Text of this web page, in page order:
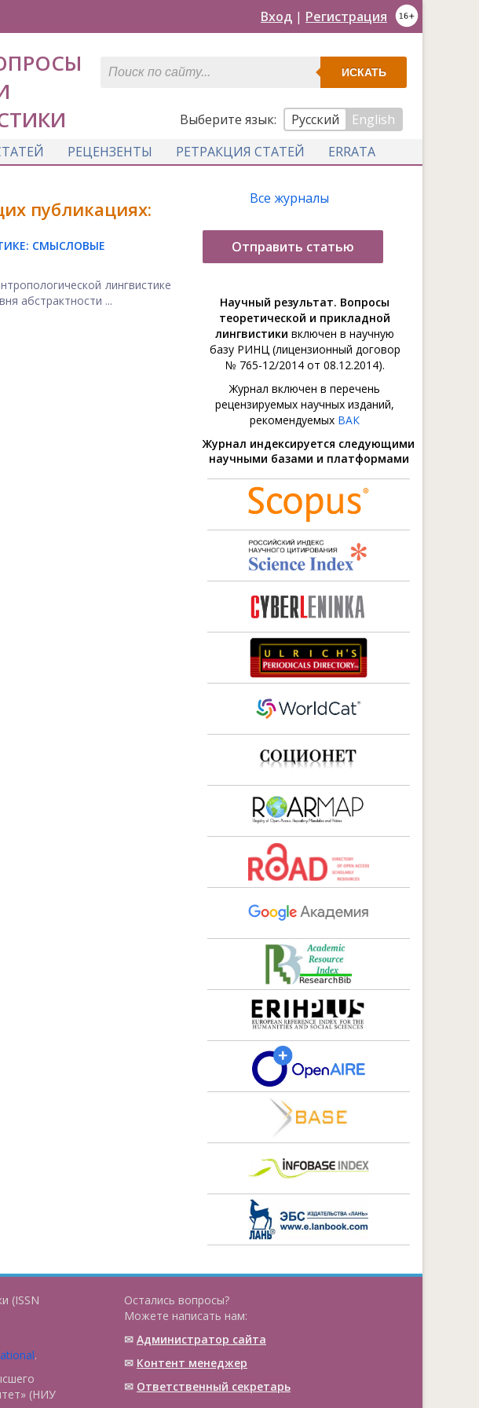
Вход | Регистрация
ИСКАТЬ
Выберите язык: Русский
English
РЕЦЕНЗЕНТЫ РЕТРАКЦИЯ СТАТЕЙ ERRATA
публикациях:
СМЫСЛОВЫЕ
лингвистике
абстрактности ...
Все журналы
Отправить статью
Научный результат. Вопросы
теоретической и прикладной
лингвистики включен в научную
базу РИНЦ (лицензионный договор
№ 765-12/2014 от 08.12.2014).
Журнал включен в перечень
рецензируемых научных изданий,
рекомендуемых ВАК
Журнал индексируется следующими
научными базами и платформами
(ISSN
.
(НИУ
Остались вопросы?
Можете написать нам:
✉ Администратор сайта
✉ Контент менеджер
✉ Ответственный cекретарь